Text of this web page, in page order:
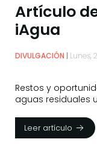
Artículo
iAgua
DIVULGACIÓN Lunes,
Restos y
aguas residuales
Leer artículo